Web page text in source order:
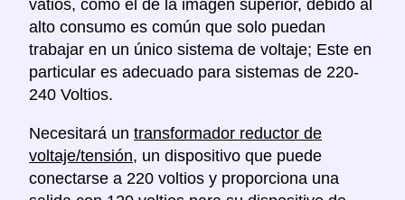
vatios, como el de la imagen superior, debido al
alto consumo es común que solo puedan
trabajar en un único sistema de voltaje; Este en
particular es adecuado para sistemas de 220-
240 Voltios.
Necesitará un transformador reductor de
voltaje/tensión, un dispositivo que puede
conectarse a 220 voltios y proporciona una